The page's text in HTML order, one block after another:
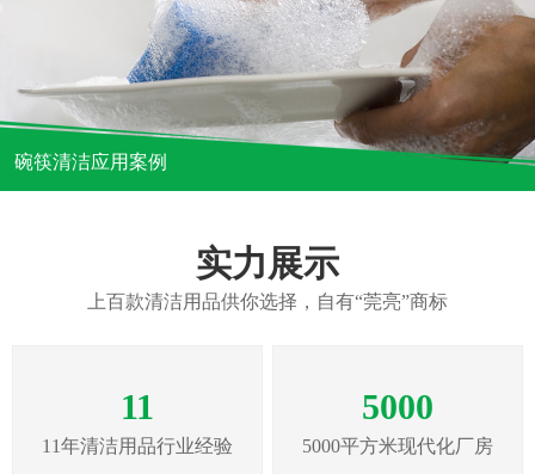
碗筷清洁应用案例
实力展示
上百款清洁用品供你选择，自有“莞亮”商标
11
11年清洁用品行业经验
5000
5000平方米现代化厂房